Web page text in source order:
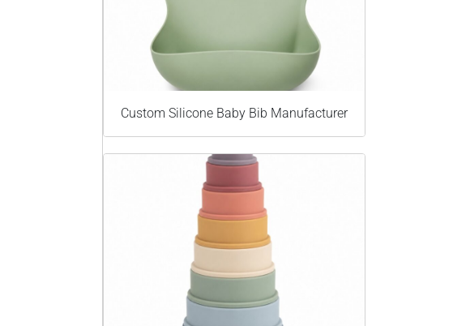
Custom Silicone Baby Bib Manufacturer